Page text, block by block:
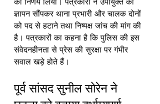
ज्ञापन सौंपकर थाना प्रभारी और चालक दोनों
को पद से हटाने तथा निष्पक्ष जांच की मांग की
है। पत्रकारों का कहना है कि पुलिस की इस
संवेदनहीनता से प्रेस की सुरक्षा पर गंभीर
सवाल खड़े होते हैं।
पूर्व सांसद सुनील सोरेन ने